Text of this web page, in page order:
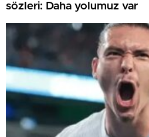
sözleri: Daha yolumuz var